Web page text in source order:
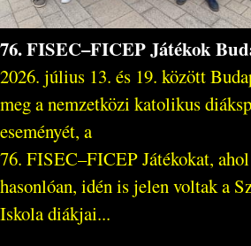
76. FISEC–FICEP Játékok
2026. július 13. és 19. között
meg a nemzetközi katolikus
eseményét, a
76. FISEC–FICEP Játékokat,
hasonlóan, idén is jelen voltak a
Iskola diákjai...